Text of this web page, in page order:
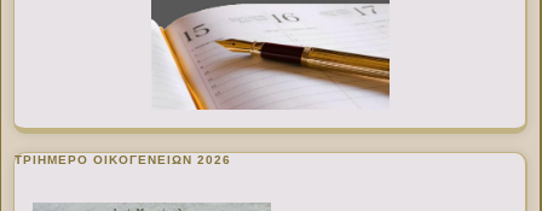
ΤΡΙΗΜΕΡΟ ΟΙΚΟΓΕΝΕΙΩΝ 2026